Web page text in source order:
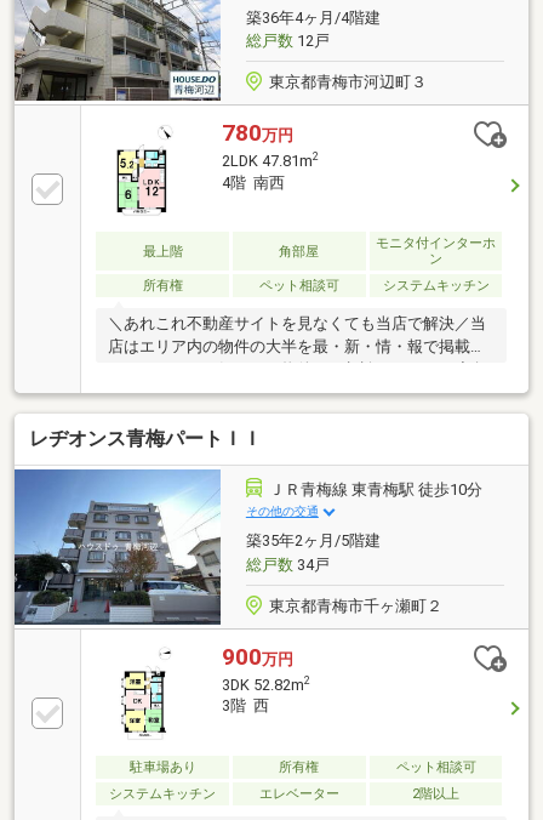
築36年4ヶ月/4階建
総戸数12戸
東京都青梅市河辺町３
780万円
2LDK 47.81m2
4階 南西
最上階 角部屋
モニタ付インターホ
ン
所有権
ペット相談可 システムキッチン
＼あれこれ不動産サイトを見なくても当店で解決／当
店はエリア内の物件の大半を最・新・情・報で掲載！
部屋◆最上階◆ペット相談可◆南西バルコニー◆眺望
良好◆安心できるオートロックあり
レヂオンス青梅パートＩＩ
ＪＲ青梅線 東青梅駅 徒歩10分
その他の交通
築35年2ヶ月/5階建
総戸数34戸
東京都青梅市千ヶ瀬町２
900万円
3DK 52.82m2
3階 西
駐車場あり 所有権
ペット相談可
システムキッチン
エレベーター 2階以上